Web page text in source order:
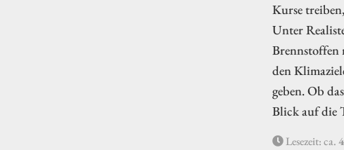
Kurse
Unter
Brennstoffen
den
geben. Ob
Blick auf die
Lesezeit: ca.